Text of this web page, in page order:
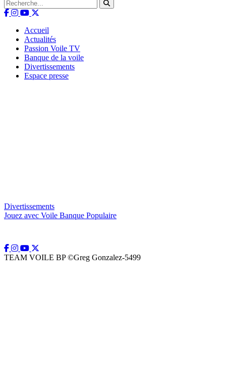
Accueil
Actualités
Passion Voile TV
Banque de la voile
Divertissements
Espace presse
Divertissements
Jouez avec Voile Banque Populaire
TEAM VOILE BP ©Greg Gonzalez-5499